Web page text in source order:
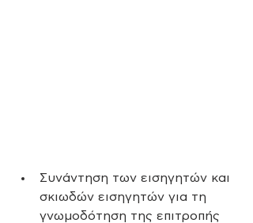
Συνάντηση των εισηγητών και
σκιωδών εισηγητών για τη
γνωμοδότηση της επιτροπής